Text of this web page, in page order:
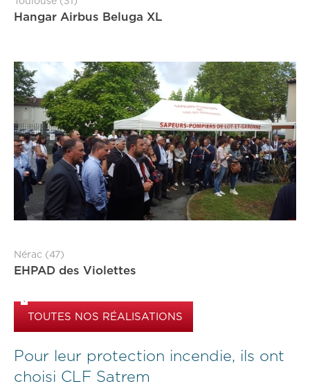
Hangar Airbus Beluga XL
Nérac (47)
EHPAD des Violettes
TOUTES NOS RÉALISATIONS
Pour leur protection incendie, ils ont
choisi CLF Satrem